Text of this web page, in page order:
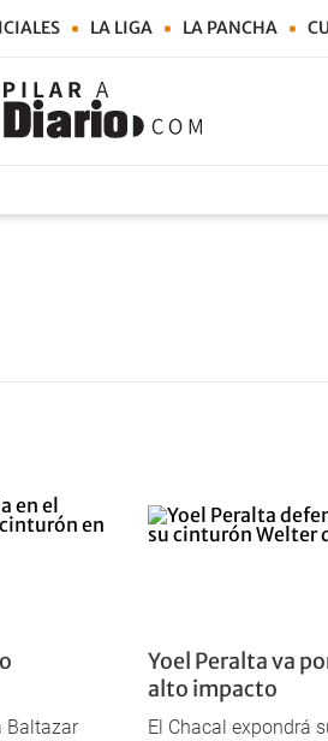
LA LIGA LA PANCHA
Baltazar
Yoel Peralta va
alto impacto
El Chacal expondrá